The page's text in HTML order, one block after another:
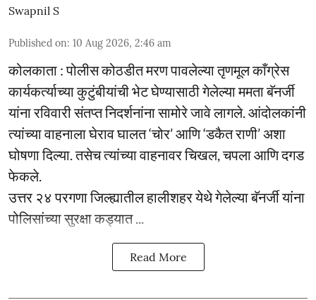
Swapnil S
Published on: 10 Aug 2026, 2:46 am
कोलकाता : पोलीस कोठडीत मरण पावलेल्या तृणमूल काँग्रेस
कार्यकर्त्याच्या कुटुंबीयांची भेट घेण्यासाठी गेलेल्या ममता बॅनर्जी
यांना रविवारी संतप्त निदर्शनांना सामोरे जावे लागले. आंदोलकांनी
त्यांच्या वाहनाला घेराव घालत ‘चोर’ आणि ‘डकैत राणी’ अशा
घोषणा दिल्या. तसेच त्यांच्या वाहनावर चिखल, चपला आणि दगड
फेकले.
उत्तर २४ परगणा जिल्ह्यातील हालीशहर येथे गेलेल्या बॅनर्जी यांना
पोलिसांच्या सुरक्षा कड्यात ...
Read More